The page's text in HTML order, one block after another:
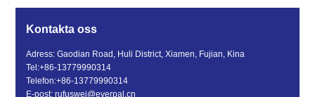
Kontakta oss
Adress: Gaodian Road, Huli District, Xiamen, Fujian, Kina
Tel:+86-13779990314
Telefon:+86-13779990314
E-post:rufuswei@everpal.cn